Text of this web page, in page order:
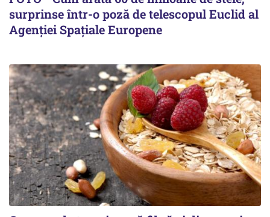
surprinse într-o poză de telescopul Euclid al
Agenției Spațiale Europene